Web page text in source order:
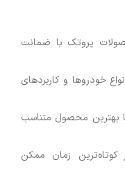
پروتک با ضمانت
خودروها و کاربردهای
بهترین محصول متناسب
زمان ممکن